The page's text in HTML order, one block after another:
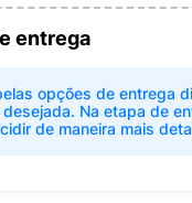
entrega
opções de entrega
Na etapa de
de maneira mais